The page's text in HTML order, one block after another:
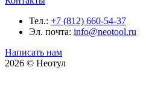
Тел.: +7 (812) 660-54-37
Эл. почта: info@neotool.ru
Написать нам
2026 © Неотул